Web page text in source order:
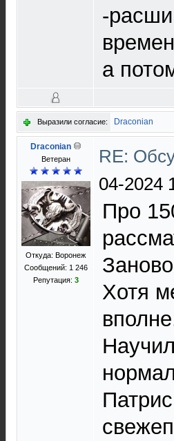
-
а
Выразили согласие: Draconian
Draconian
Ветеран
Откуда: Воронеж
Сообщений: 1 246
Репутация: 3
RE:
04-2024
Про
Хотя